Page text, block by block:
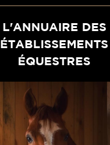
L'ANNUAIRE DES
ÉTABLISSEMENTS
ÉQUESTRES